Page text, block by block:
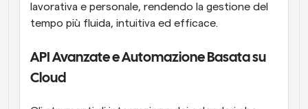
lavorativa e personale, rendendo la gestione del
tempo più fluida, intuitiva ed efficace.
API Avanzate e Automazione Basata su
Cloud